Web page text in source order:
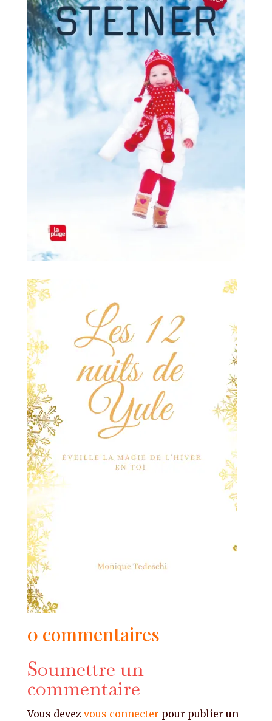
0 commentaires
Soumettre un
commentaire
Vous devez vous connecter pour publier un